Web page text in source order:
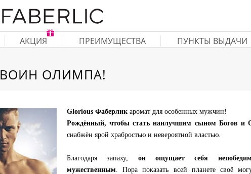
АКЦИЯ ПРЕИМУЩЕСТВА ПУНКТЫ ВЫДАЧИ
ВОИН ОЛИМПА!
Glorious Фаберлик аромат для особенных мужчин!
Рождённый, чтобы стать наилучшим сыном Богов и
снабжён ярой храбростью и невероятной властью.
Благодаря запаху, он ощущает себя
мужественным. Пора показать всей планете своё